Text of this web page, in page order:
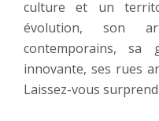
culture et un
évolution, son
contemporains, sa
innovante, ses rues
Laissez-vous